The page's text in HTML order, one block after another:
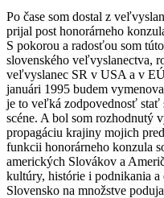
Po čase som dostal z
prijal post honorárneho
S pokorou a radosťou som
slovenského veľvyslanectva,
veľvyslanec SR v USA a v
januári 1995 budem
je to veľká zodpovednosť stať
scéne. A bol som rozhodnutý
propagáciu krajiny mojich
funkcii honorárneho konzula
amerických Slovákov a
kultúry, histórie i podnikania a
Slovensko na množstve